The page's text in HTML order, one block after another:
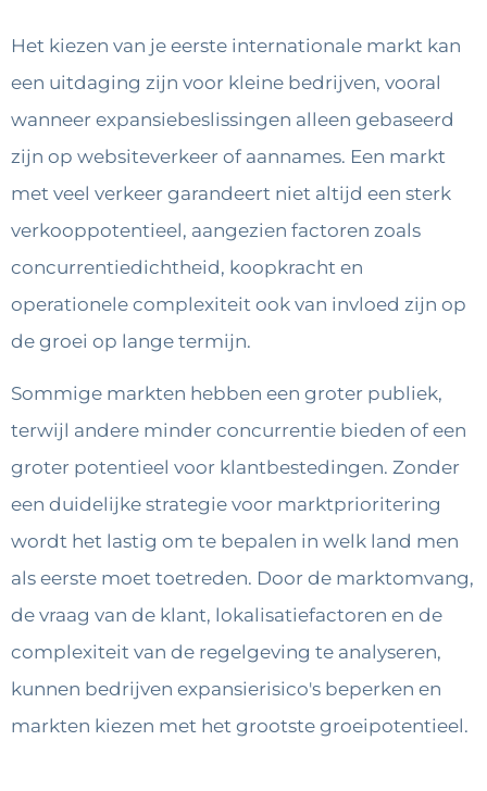
Het kiezen van je eerste internationale markt kan
een uitdaging zijn voor kleine bedrijven, vooral
wanneer expansiebeslissingen alleen gebaseerd
zijn op websiteverkeer of aannames. Een markt
met veel verkeer garandeert niet altijd een sterk
verkooppotentieel, aangezien factoren zoals
concurrentiedichtheid, koopkracht en
operationele complexiteit ook van invloed zijn op
de groei op lange termijn.
Sommige markten hebben een groter publiek,
terwijl andere minder concurrentie bieden of een
groter potentieel voor klantbestedingen. Zonder
een duidelijke strategie voor marktprioritering
wordt het lastig om te bepalen in welk land men
als eerste moet toetreden. Door de marktomvang,
de vraag van de klant, lokalisatiefactoren en de
complexiteit van de regelgeving te analyseren,
kunnen bedrijven expansierisico's beperken en
markten kiezen met het grootste groeipotentieel.